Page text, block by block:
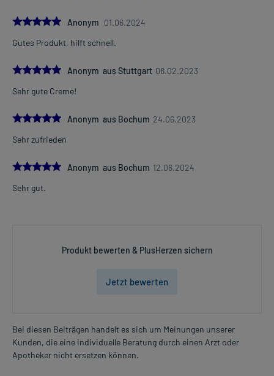
5.0Anonym 01.06.2024
Gutes Produkt, hilft schnell.
5.0Anonym aus Stuttgart 06.02.2023
Sehr gute Creme!
5.0Anonym aus Bochum 24.06.2023
Sehr zufrieden
5.0Anonym aus Bochum 12.06.2024
Sehr gut.
Produkt bewerten & PlusHerzen sichern
Jetzt bewerten
Bei diesen Beiträgen handelt es sich um Meinungen unserer
Kunden, die eine individuelle Beratung durch einen Arzt oder
Apotheker nicht ersetzen können.